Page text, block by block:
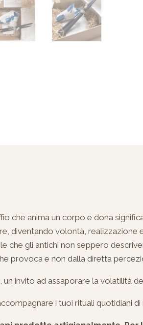
che anima un corpo e dona
diventando volontà, realizzazione
che gli antichi non seppero
provoca e non dalla diretta
invito ad assaporare la volatilità
i tuoi rituali quotidiani